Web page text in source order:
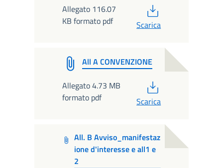
Allegato 116.07
KB formato pdf
Scarica
All A CONVENZIONE
Allegato 4.73 MB
formato pdf
Scarica
All. B Avviso_manifestaz
ione d'interesse e all1 e
2